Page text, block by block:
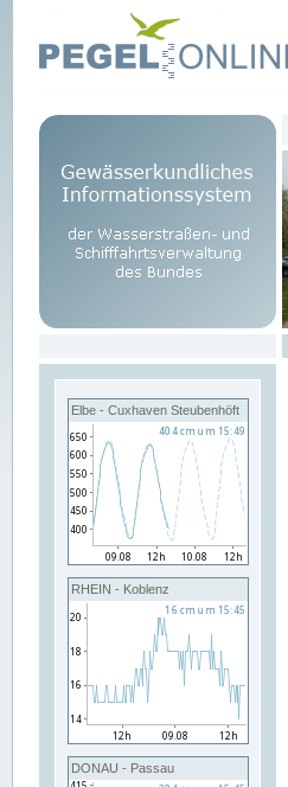
Elbe - Cuxhaven Steubenhöft
RHEIN - Koblenz
DONAU - Passau